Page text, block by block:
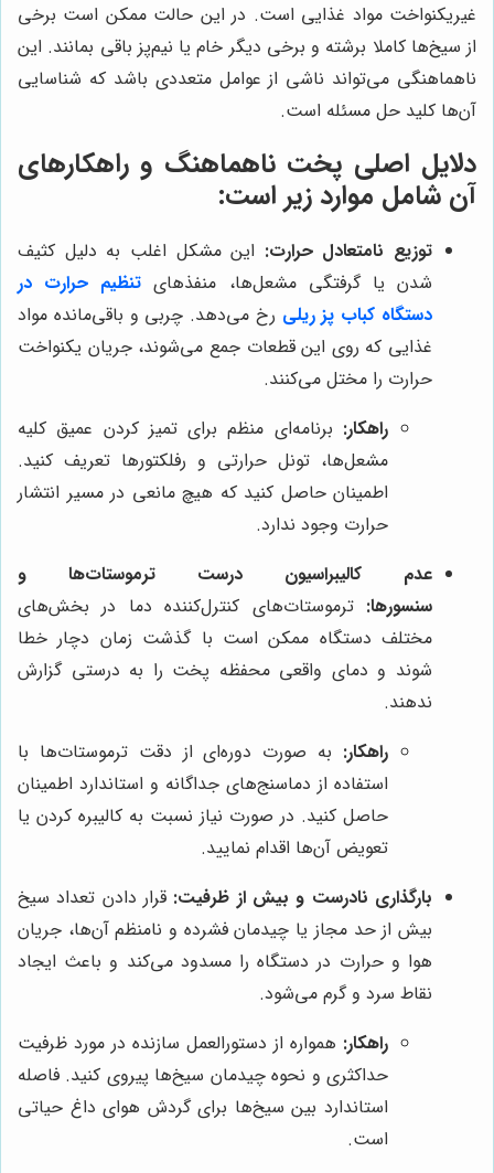
غیریکنواخت مواد غذایی است. در این حالت ممکن است برخی
از سیخ‌ها کاملا برشته و برخی دیگر خام یا نیم‌پز باقی بمانند. این
ناهماهنگی می‌تواند ناشی از عوامل متعددی باشد که شناسایی
آن‌ها کلید حل مسئله است.
دلایل اصلی پخت ناهماهنگ و راهکارهای
آن شامل موارد زیر است:
توزیع نامتعادل حرارت: این مشکل اغلب به دلیل کثیف
شدن یا گرفتگی مشعل‌ها، منفذهای تنظیم حرارت در
دستگاه کباب پز ریلی رخ می‌دهد. چربی و باقی‌مانده مواد
غذایی که روی این قطعات جمع می‌شوند، جریان یکنواخت
حرارت را مختل می‌کنند.
راهکار: برنامه‌ای منظم برای تمیز کردن عمیق کلیه
مشعل‌ها، تونل حرارتی و رفلکتورها تعریف کنید.
اطمینان حاصل کنید که هیچ مانعی در مسیر انتشار
حرارت وجود ندارد.
عدم کالیبراسیون درست ترموستات‌ها و
سنسورها: ترموستات‌های کنترل‌کننده دما در بخش‌های
مختلف دستگاه ممکن است با گذشت زمان دچار خطا
شوند و دمای واقعی محفظه پخت را به درستی گزارش
ندهند.
راهکار: به صورت دوره‌ای از دقت ترموستات‌ها با
استفاده از دماسنج‌های جداگانه و استاندارد اطمینان
حاصل کنید. در صورت نیاز نسبت به کالیبره کردن یا
تعویض آن‌ها اقدام نمایید.
بارگذاری نادرست و بیش از ظرفیت: قرار دادن تعداد سیخ
بیش از حد مجاز یا چیدمان فشرده و نامنظم آن‌ها، جریان
هوا و حرارت در دستگاه را مسدود می‌کند و باعث ایجاد
نقاط سرد و گرم می‌شود.
راهکار: همواره از دستورالعمل سازنده در مورد ظرفیت
حداکثری و نحوه چیدمان سیخ‌ها پیروی کنید. فاصله
استاندارد بین سیخ‌ها برای گردش هوای داغ حیاتی
است.